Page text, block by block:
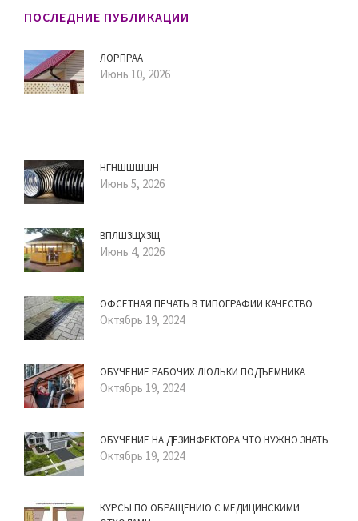
ПОСЛЕДНИЕ ПУБЛИКАЦИИ
ЛОРПРАА
Июнь 10, 2026
НГНШШШШН
Июнь 5, 2026
ВПЛШЗЩХЗЩ
Июнь 4, 2026
ОФСЕТНАЯ ПЕЧАТЬ В ТИПОГРАФИИ КАЧЕСТВО
Октябрь 19, 2024
ОБУЧЕНИЕ РАБОЧИХ ЛЮЛЬКИ ПОДЪЕМНИКА
Октябрь 19, 2024
ОБУЧЕНИЕ НА ДЕЗИНФЕКТОРА ЧТО НУЖНО ЗНАТЬ
Октябрь 19, 2024
КУРСЫ ПО ОБРАЩЕНИЮ С МЕДИЦИНСКИМИ